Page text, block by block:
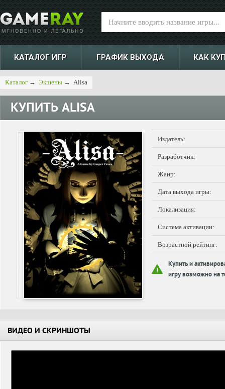
КАТАЛОГ ИГР ГРАФИК ВЫХОДА КАК
Каталог → Экшены → Alisa
КУПИТЬ ALISA
Издатель:
Разработчик:
Жанр:
Дата выхода игры:
Локализация:
Система активации:
Возрастной рейтинг:
Купить и
игру возможно на
ВИДЕО И СКРИНШОТЫ